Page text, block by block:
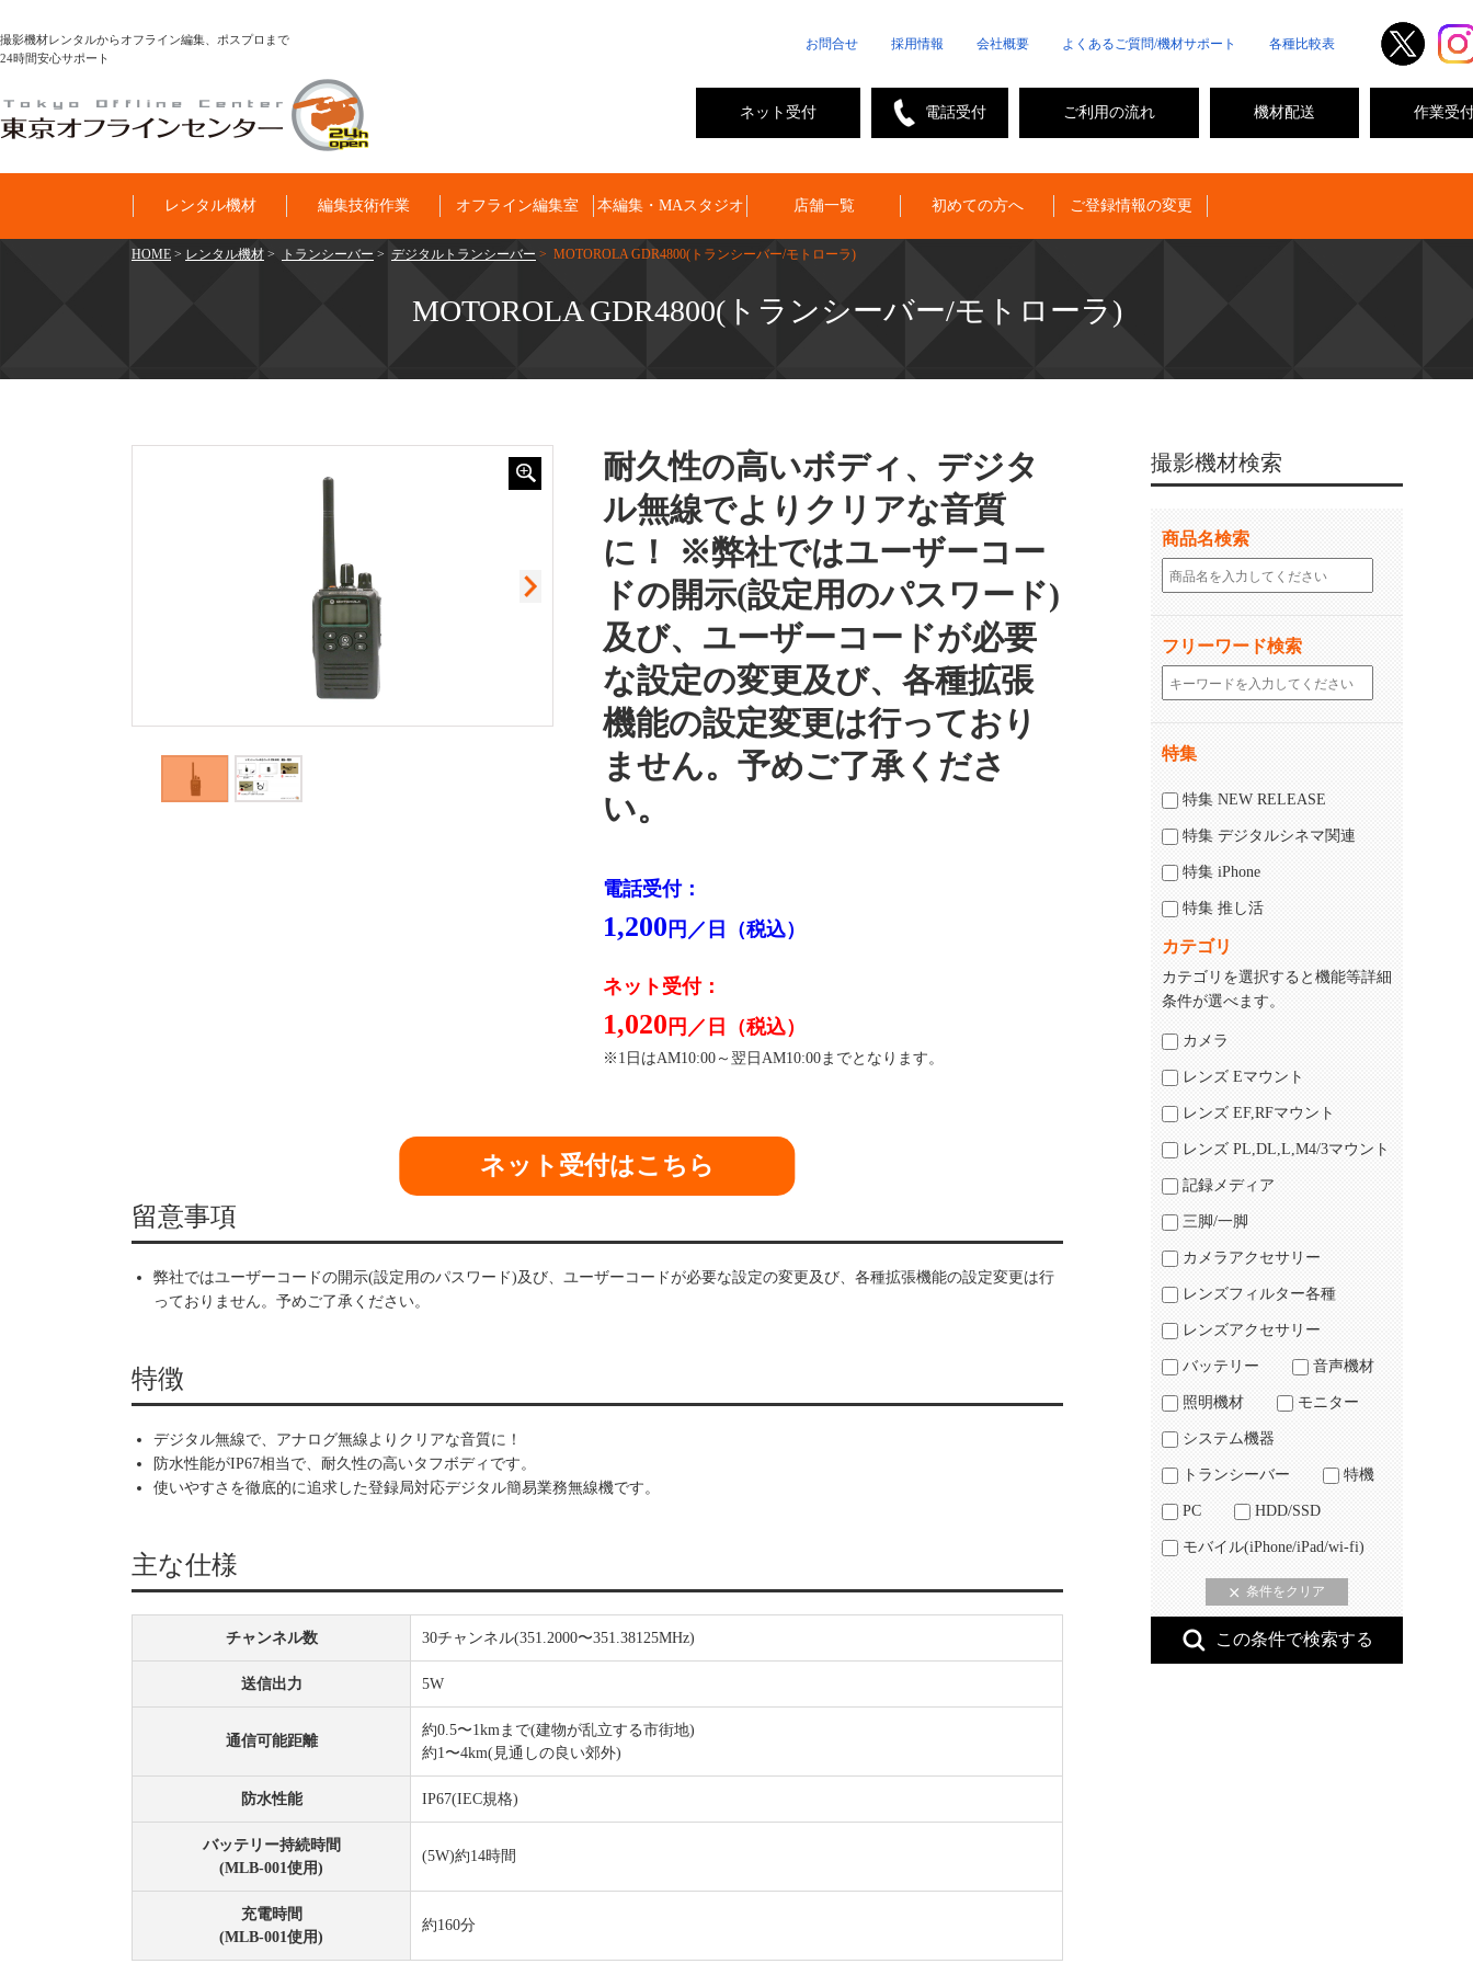
撮影機材レンタルからオフライン編集、ポスプロまで
24時間安心サポート
お問合せ 採用情報 会社概要 よくあるご質問/機材サポート 各種比較表
作業受
機材配送
ご利用の流れ
電話受付
ネット受付
レンタル機材 編集技術作業 オフライン編集室 本編集・MAスタジオ 店舗一覧 初めての方へ ご登録情報の変更
HOME > レンタル機材 > トランシーバー > デジタルトランシーバー > MOTOROLA GDR4800(トランシーバー/モトローラ)
MOTOROLA GDR4800(トランシーバー/モトローラ)
閉じる
耐久性の高いボディ、デジタ
ル無線でよりクリアな音質
に！ ※弊社ではユーザーコー
ドの開示(設定用のパスワード)
及び、ユーザーコードが必要
な設定の変更及び、各種拡張
機能の設定変更は行っており
ません。予めご了承くださ
い。
電話受付：
1,200 円／日（税込）
ネット受付：
1,020 円／日（税込）
※1日はAM10:00～翌日AM10:00までとなります。
ネット受付はこちら
留意事項
弊社ではユーザーコードの開示(設定用のパスワード)及び、ユーザーコードが必要な設定の変更及び、各種拡張機能の設定変更は行
っておりません。予めご了承ください。
特徴
デジタル無線で、アナログ無線よりクリアな音質に！
防水性能がIP67相当で、耐久性の高いタフボディです。
使いやすさを徹底的に追求した登録局対応デジタル簡易業務無線機です。
主な仕様
チャンネル数 30チャンネル(351.2000〜351.38125MHz)
送信出力 5W
通信可能距離
約0.5〜1kmまで(建物が乱立する市街地)
約1〜4km(見通しの良い郊外)
防水性能 IP67(IEC規格)
バッテリー持続時間
(MLB-001使用)
(5W)約14時間
充電時間
(MLB-001使用)
約160分
撮影機材検索
商品名検索
フリーワード検索
特集
特集 NEW RELEASE
特集 デジタルシネマ関連
特集 iPhone
特集 推し活
カテゴリ
カテゴリを選択すると機能等詳細
条件が選べます。
カメラ
レンズ Eマウント
レンズ EF,RFマウント
レンズ PL,DL,L,M4/3マウント
記録メディア
三脚/一脚
カメラアクセサリー
レンズフィルター各種
レンズアクセサリー
バッテリー 音声機材
照明機材 モニター
システム機器
トランシーバー 特機
PC HDD/SSD
モバイル(iPhone/iPad/wi-fi)